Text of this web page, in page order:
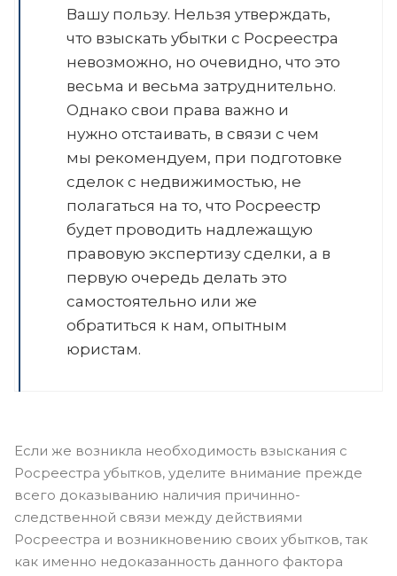
Вашу пользу. Нельзя утверждать,
что взыскать убытки с Росреестра
невозможно, но очевидно, что это
весьма и весьма затруднительно.
Однако свои права важно и
нужно отстаивать, в связи с чем
мы рекомендуем, при подготовке
сделок с недвижимостью, не
полагаться на то, что Росреестр
будет проводить надлежащую
правовую экспертизу сделки, а в
первую очередь делать это
самостоятельно или же
обратиться к нам, опытным
юристам.
Если же возникла необходимость взыскания с
Росреестра убытков, уделите внимание прежде
всего доказыванию наличия причинно-
следственной связи между действиями
Росреестра и возникновению своих убытков, так
как именно недоказанность данного фактора